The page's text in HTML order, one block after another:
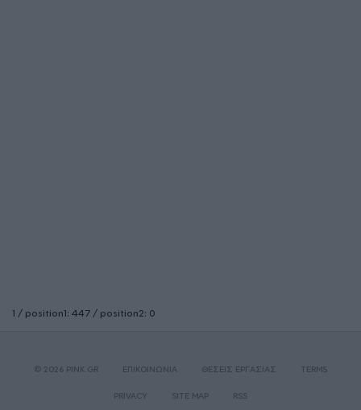
1 / position1: 447 / position2: 0
© 2026 PINK.GR ΕΠΙΚΟΙΝΩΝΙΑ ΘΕΣΕΙΣ ΕΡΓΑΣΙΑΣ TERMS
PRIVACY SITE MAP
RSS